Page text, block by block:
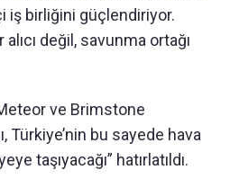
iş birliğini güçlendiriyor.
değil, savunma ortağı
ve Brimstone
Türkiye’nin bu sayede hava
taşıyacağı” hatırlatıldı.